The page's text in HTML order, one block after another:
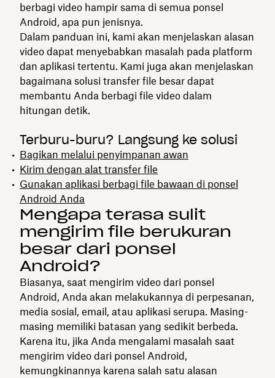
berbagi video hampir sama di semua ponsel
Android, apa pun jenisnya.
Dalam panduan ini, kami akan menjelaskan alasan
video dapat menyebabkan masalah pada platform
dan aplikasi tertentu. Kami juga akan menjelaskan
bagaimana solusi transfer file besar dapat
membantu Anda berbagi file video dalam
hitungan detik.
Terburu-buru? Langsung ke solusi
Bagikan melalui penyimpanan awan
Kirim dengan alat transfer file
Gunakan aplikasi berbagi file bawaan di ponsel
Android Anda
Mengapa terasa sulit
mengirim file berukuran
besar dari ponsel
Android?
Biasanya, saat mengirim video dari ponsel
Android, Anda akan melakukannya di perpesanan,
media sosial, email, atau aplikasi serupa. Masing-
masing memiliki batasan yang sedikit berbeda.
Karena itu, jika Anda mengalami masalah saat
mengirim video dari ponsel Android,
kemungkinannya karena salah satu alasan